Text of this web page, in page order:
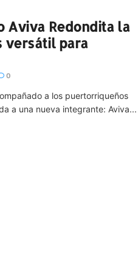
Aviva Redondita la
versátil para
0
a los puertorriqueños
a una nueva integrante: Aviva...